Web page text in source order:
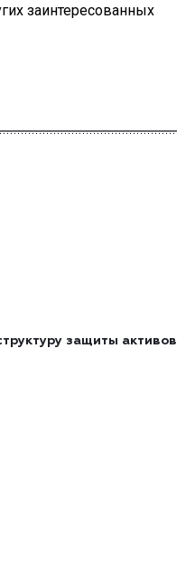
заинтересованных
защиты активов